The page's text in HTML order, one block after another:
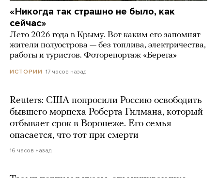
«Никогда так страшно не было, как
сейчас»
Лето 2026 года в Крыму. Вот каким его запомнят
жители полуострова — без топлива, электричества,
работы и туристов. Фоторепортаж «Берега»
ИСТОРИИ 17 часов назад
Reuters: США попросили Россию освободить
бывшего морпеха Роберта Гилмана, который
отбывает срок в Воронеже. Его семья
опасается, что тот при смерти
16 часов назад